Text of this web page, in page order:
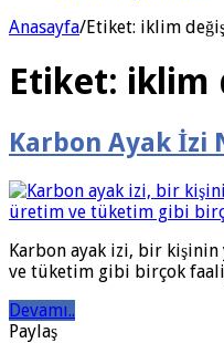
Anasayfa/Etiket: iklim
Etiket: iklim
Karbon Ayak İzi
Karbon ayak izi, bir
ve tüketim gibi birçok
Devamı..
Paylaş